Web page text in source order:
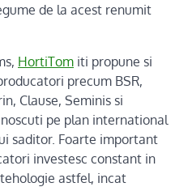
de la acest renumit
HortiTom iti propune si
precum BSR,
Clause, Seminis si
pe plan international
saditor. Foarte important
investesc constant in
astfel, incat